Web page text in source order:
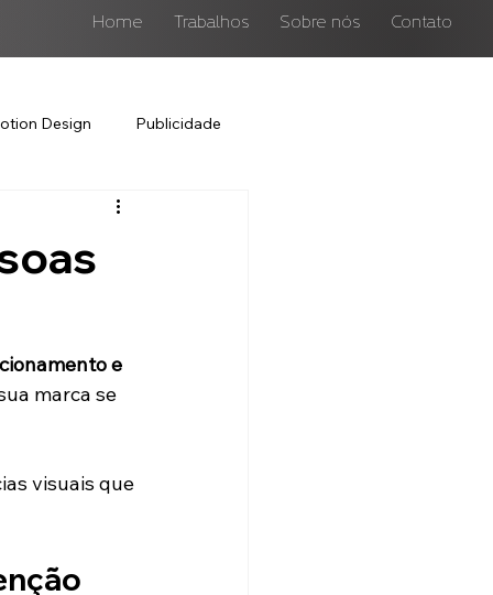
Home Trabalhos Sobre nós Contato
Design Publicidade
e
marca se
visuais que